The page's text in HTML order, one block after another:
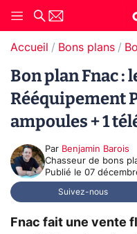
Accueil Bons plans
Bon plan Fnac :
Rééquipement
ampoules + 1
Par Benjamin Barois
Chasseur de bons
Publié le 07
Suivez-nous
Fnac fait une vente